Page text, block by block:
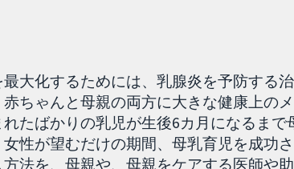
大化するためには、乳腺炎を予防する
ちゃんと母親の両方に大きな健康上の
たばかりの乳児が生後6カ月になるまで
性が望むだけの期間、母乳育児を成功
法を、母親や、母親をケアする医師や